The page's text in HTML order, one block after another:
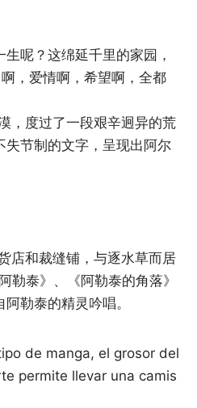
呢？这绵延千里的家园，
，爱情啊，希望啊，全都
，度过了一段艰辛迥异的荒
节制的文字，呈现出阿尔
店和裁缝铺，与逐水草而居
泰》、《阿勒泰的角落》
勒泰的精灵吟唱。
de manga, el grosor del
permite llevar una camis